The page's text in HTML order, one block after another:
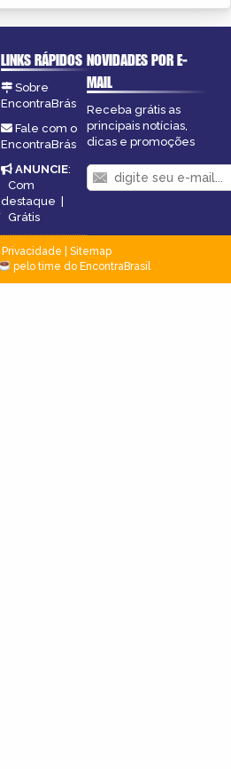
LINKS RÁPIDOS
Sobre
EncontraBrás
Fale com o
EncontraBrás
ANUNCIE:
Com
destaque |
Grátis
NOVIDADES POR E-
MAIL
Receba grátis as
principais notícias,
dicas e promoções
Privacidade
Sitemap
pelo time do EncontraBrasil